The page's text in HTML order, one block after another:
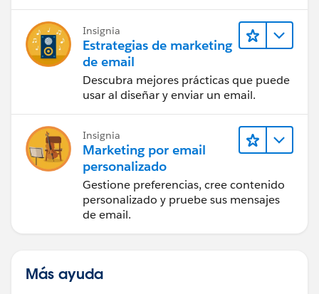
Insignia
Estrategias de marketing
de email
Descubra mejores prácticas que puede
usar al diseñar y enviar un email.
Insignia
Marketing por email
personalizado
Gestione preferencias, cree contenido
personalizado y pruebe sus mensajes
de email.
Más ayuda